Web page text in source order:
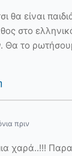
θα είναι
στο
Θα το
πριν
χαρά..!!!